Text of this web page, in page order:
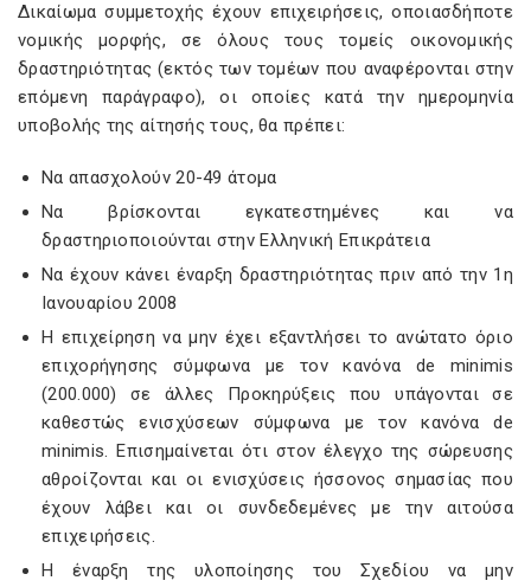
Δικαίωμα συμμετοχής έχουν επιχειρήσεις, οποιασδήποτε
νομικής μορφής, σε όλους τους τομείς οικονομικής
δραστηριότητας (εκτός των τομέων που αναφέρονται στην
επόμενη παράγραφο), οι οποίες κατά την ημερομηνία
υποβολής της αίτησής τους, θα πρέπει:
Να απασχολούν 20-49 άτομα
Να βρίσκονται εγκατεστημένες και να
δραστηριοποιούνται στην Ελληνική Επικράτεια
Να έχουν κάνει έναρξη δραστηριότητας πριν από την 1η
Ιανουαρίου 2008
Η επιχείρηση να μην έχει εξαντλήσει το ανώτατο όριο
επιχορήγησης σύμφωνα με τον κανόνα de minimis
(200.000) σε άλλες Προκηρύξεις που υπάγονται σε
καθεστώς ενισχύσεων σύμφωνα με τον κανόνα de
minimis. Επισημαίνεται ότι στον έλεγχο της σώρευσης
αθροίζονται και οι ενισχύσεις ήσσονος σημασίας που
έχουν λάβει και οι συνδεδεμένες με την αιτούσα
επιχειρήσεις.
Η έναρξη της υλοποίησης του Σχεδίου να μην